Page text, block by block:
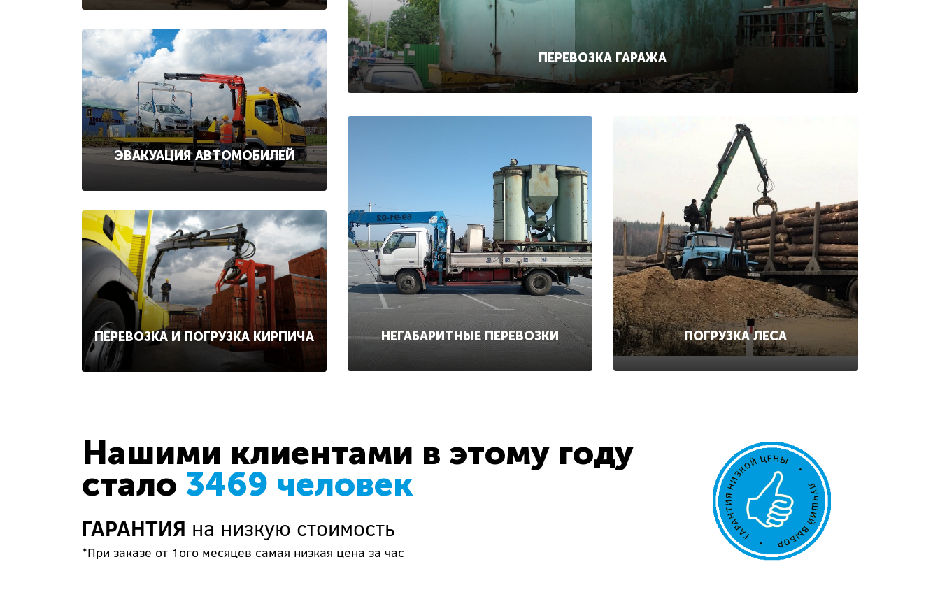
ЭВАКУАЦИЯ АВТОМОБИЛЕЙ
ПЕРЕВОЗКА И ПОГРУЗКА КИРПИЧА
ПЕРЕВОЗКА ГАРАЖА
НЕГАБАРИТНЫЕ ПЕРЕВОЗКИ ПОГРУЗКА ЛЕСА
Нашими клиентами в этому году
стало 3469 человек
ГАРАНТИЯ на низкую стоимость
*При заказе от 1ого месяцев самая низкая цена за час